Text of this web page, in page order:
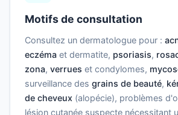
Motifs de consultation
Consultez un dermatologue pour :
eczéma et dermatite, psoriasis,
zona, verrues et condylomes,
surveillance des grains de beauté,
de cheveux (alopécie), problèmes
lésion cutanée suspecte nécessitant